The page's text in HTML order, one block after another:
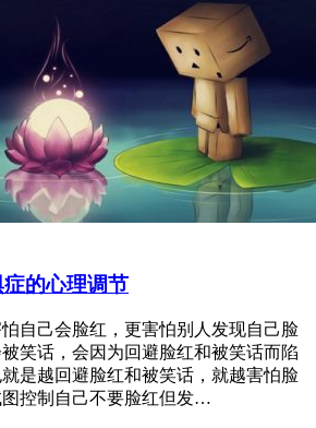
的心理调节
自己会脸红，更害怕别人发现自己脸
笑话，会因为回避脸红和被笑话而陷
是越回避脸红和被笑话，就越害怕脸
控制自己不要脸红但发…